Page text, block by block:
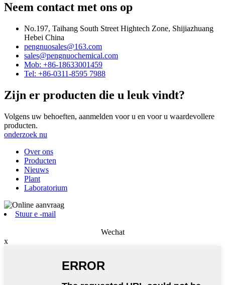
Neem contact met ons op
No.197, Taihang South Street Hightech Zone, Shijiazhuang
Hebei China
pengnuosales@163.com
sales@pengnuochemical.com
Mob: +86-18633001459
Tel: +86-0311-8595 7988
Zijn er producten die u leuk vindt?
Volgens uw behoeften, aanmelden voor u en voor u waardevollere
producten.
onderzoek nu
Over ons
Producten
Nieuws
Plant
Laboratorium
Stuur e -mail
Wechat
x